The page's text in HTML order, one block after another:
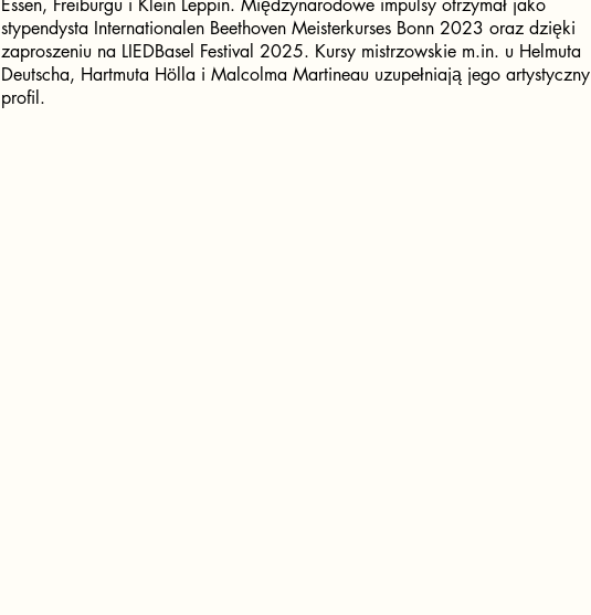
Essen, Freiburgu i Klein Leppin. Międzynarodowe impulsy otrzymał jako
stypendysta Internationalen Beethoven Meisterkurses Bonn 2023 oraz dzięki
zaproszeniu na LIEDBasel Festival 2025. Kursy mistrzowskie m.in. u Helmuta
Deutscha, Hartmuta Hölla i Malcolma Martineau uzupełniają jego artystyczny
profil.